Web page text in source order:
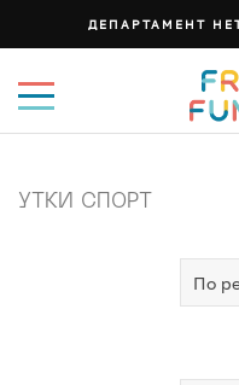
ДЕПАРТАМЕНТ
УТКИ СПОРТ